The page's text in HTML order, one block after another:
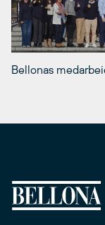
Bellonas